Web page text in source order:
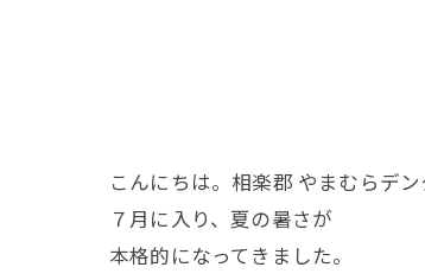
こんにちは。相楽郡 やまむらデ
７月に入り、夏の暑さが
本格的になってきました。